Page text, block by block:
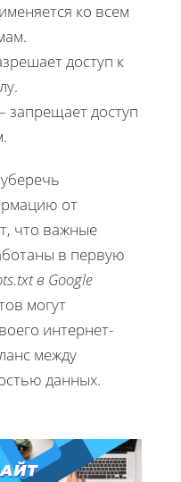
ко всем
доступ к
доступ
от
что важные
в первую
в Google
могут
интернет-
между
данных.